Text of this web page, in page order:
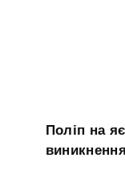
Поліп на